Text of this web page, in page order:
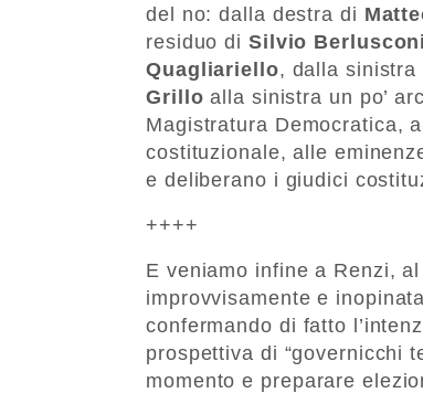
del no: dalla destra di
residuo di Silvio Berlusconi
Quagliariello, dalla sinistra
Grillo alla sinistra un po’
Magistratura Democratica,
costituzionale, alle
e deliberano i giudici
++++
E veniamo infine a Renzi,
improvvisamente e
confermando di fatto
prospettiva di “governicchi
momento e preparare